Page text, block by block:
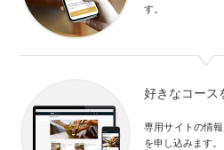
す。
好きなコース
専用サイトの情
を申し込みます。